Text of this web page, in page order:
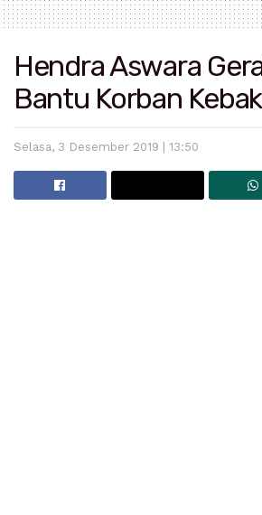
Hendra Aswara
Bantu Korban
Selasa, 3 Desember 2019 | 13:50